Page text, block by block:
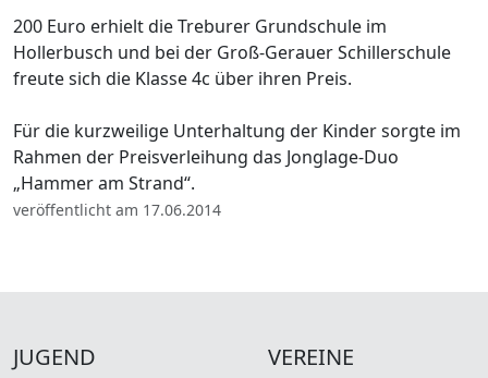
200 Euro erhielt die Treburer Grundschule im
Hollerbusch und bei der Groß-Gerauer Schillerschule
freute sich die Klasse 4c über ihren Preis.
Für die kurzweilige Unterhaltung der Kinder sorgte im
Rahmen der Preisverleihung das Jonglage-Duo
„Hammer am Strand“.
veröffentlicht am 17.06.2014
JUGEND VEREINE